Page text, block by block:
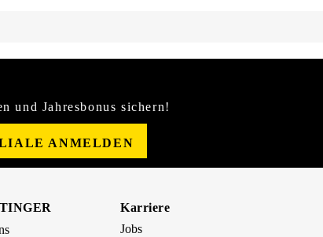
und Jahresbonus sichern!
ANMELDEN
Karriere
Jobs